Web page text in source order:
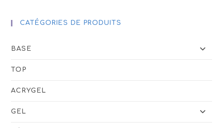
CATÉGORIES DE PRODUITS
BASE
TOP
ACRYGEL
GEL